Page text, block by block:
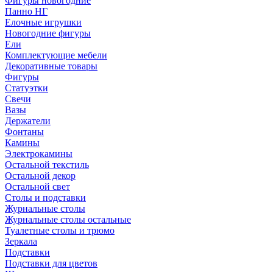
Панно НГ
Елочные игрушки
Новогодние фигуры
Ели
Комплектующие мебели
Декоративные товары
Фигуры
Статуэтки
Свечи
Вазы
Держатели
Фонтаны
Камины
Электрокамины
Остальной текстиль
Остальной декор
Остальной свет
Столы и подставки
Журнальные столы
Журнальные столы остальные
Туалетные столы и трюмо
Зеркала
Подставки
Подставки для цветов